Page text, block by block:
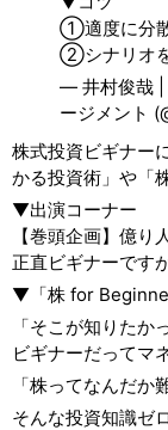
①適度に分
②シナリオ
— 井村俊哉 |
ージメント
株式投資ビギナー
かる投資術」や「
▼出演コーナー
【巻頭企画】億り
正直ビギナーです
▼「株 for
「そこが知りたか
ビギナーだってマ
「株ってなんだか
そんな投資知識ゼ